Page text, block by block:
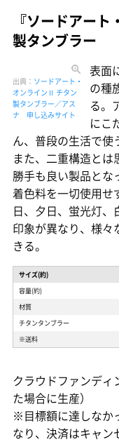
『ソードアー
製タンブラー
出典： ソードアート・
オンラインⅡ チタン
製タンブラー／アス
ナ 申し込みサイト
表面
の種
る。
にこ
ん、普段の生活で使
また、二重構造と
勝手も良い製品とな
着色料を一切使用せ
日、夕日、蛍光灯、
印象が異なり、様々
きる。
サイズ(約)
容量(約)
材質
チタンタンブラー
※送料
クラウドファンディ
た場合に生産）
※目標額に達しなか
なり、決済はキャン